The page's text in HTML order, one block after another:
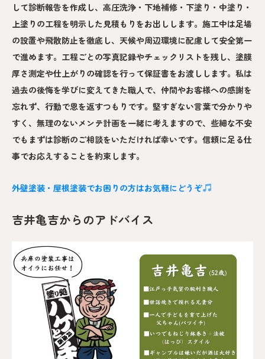
して診断報告を作成し、高圧洗浄・下地補修・下塗り・中塗り・
上塗りの工程を明示した見積もりをお出しします。施工中は足場
の設置や飛散防止を徹底し、天候や周辺環境に配慮して安全第一
で進めます。工程ごとの写真記録やチェックリストを残し、塗膜
厚さ測定や仕上がりの確認を行って保証書をお渡しします。私は
過去の後悔を学びに変えてきた職人で、仲間やお客様への感謝を
忘れず、行動で恩を返すつもりです。堅すぎない言葉で分かりや
すく、無理のないメンテ計画を一緒に考えますので、些細な不安
でもまずは診断のご相談をいただければ幸いです。信頼に足る仕
事でお応えすることを約束します。
外壁塗装・屋根塗装でお困りの方はお気軽にどうぞ
吉井亀吉からのアドバイス